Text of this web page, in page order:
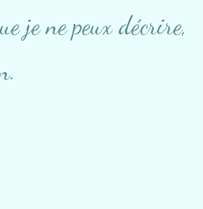
je ne peux décrire,